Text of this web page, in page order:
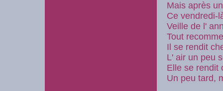
Mais après
Ce vendredi-
Veille de l'
Tout
Il se rendit
L' air un peu
Elle se rendit
Un peu tard,